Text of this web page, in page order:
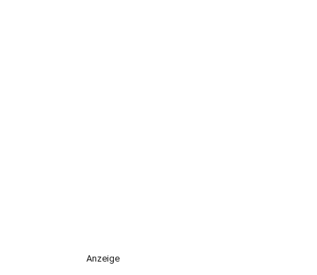
Anzeige